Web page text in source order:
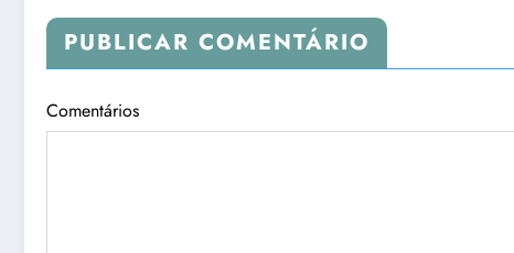
PUBLICAR COMENTÁRIO
Comentários